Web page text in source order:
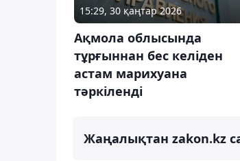
15:29, 30 қаңтар 2026
Ақмола облысында
тұрғыннан бес келіден
астам марихуана
тәркіленді
Жаңалықтан zakon.kz